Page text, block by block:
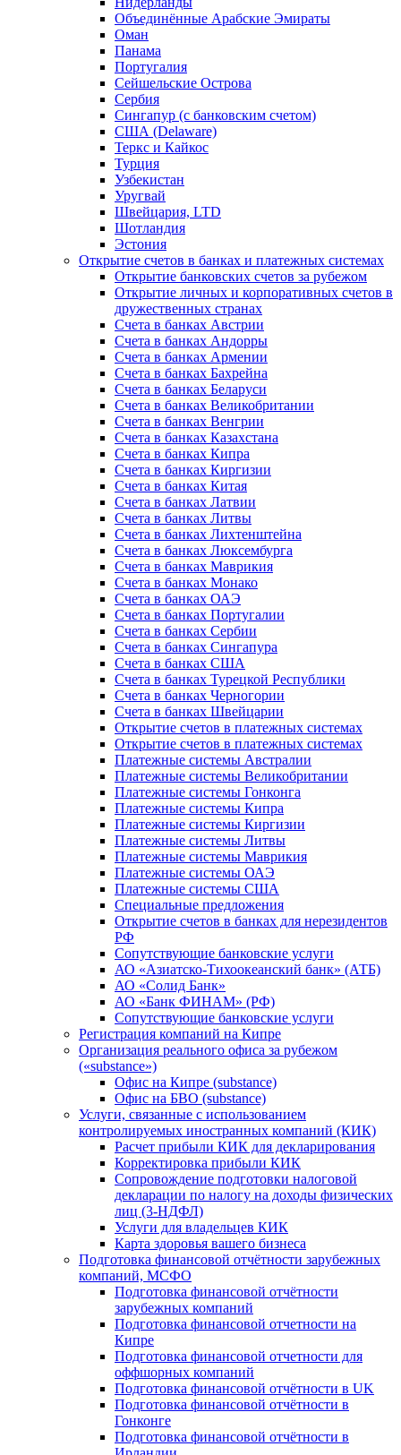
Объединённые Арабские Эмираты
Оман
Панама
Португалия
Сейшельские Острова
Сербия
Сингапур (c банковским счетом)
США (Delaware)
Теркс и Кайкос
Турция
Узбекистан
Уругвай
Швейцария, LTD
Шотландия
Эстония
Открытие счетов в банках и платежных системах
Открытие банковских счетов за рубежом
Открытие личных и корпоративных счетов в
дружественных странах
Счета в банках Австрии
Счета в банках Андорры
Счета в банках Армении
Счета в банках Бахрейна
Счета в банках Беларуси
Счета в банках Великобритании
Счета в банках Венгрии
Счета в банках Казахстана
Счета в банках Кипра
Счета в банках Киргизии
Счета в банках Китая
Счета в банках Латвии
Счета в банках Литвы
Счета в банках Лихтенштейна
Счета в банках Люксембурга
Счета в банках Маврикия
Счета в банках Монако
Счета в банках ОАЭ
Счета в банках Португалии
Счета в банках Сербии
Счета в банках Сингапура
Счета в банках США
Счета в банках Турецкой Республики
Счета в банках Черногории
Счета в банках Швейцарии
Открытие счетов в платежных системах
Открытие счетов в платежных системах
Платежные системы Австралии
Платежные системы Великобритании
Платежные системы Гонконга
Платежные системы Кипра
Платежные системы Киргизии
Платежные системы Литвы
Платежные системы Маврикия
Платежные системы ОАЭ
Платежные системы США
Специальные предложения
Открытие счетов в банках для нерезидентов
РФ
Сопутствующие банковские услуги
АО «Азиатско-Тихоокеанский банк» (АТБ)
АО «Солид Банк»
АО «Банк ФИНАМ» (РФ)
Сопутствующие банковские услуги
Регистрация компаний на Кипре
Организация реального офиса за рубежом
(«substance»)
Офис на Кипре (substance)
Офис на БВО (substance)
Услуги, связанные с использованием
контролируемых иностранных компаний (КИК)
Расчет прибыли КИК для декларирования
Корректировка прибыли КИК
Сопровождение подготовки налоговой
декларации по налогу на доходы физических
лиц (3-НДФЛ)
Услуги для владельцев КИК
Карта здоровья вашего бизнеса
Подготовка финансовой отчётности зарубежных
компаний, МСФО
Подготовка финансовой отчётности
зарубежных компаний
Подготовка финансовой отчетности на
Кипре
Подготовка финансовой отчетности для
оффшорных компаний
Подготовка финансовой отчётности в UK
Подготовка финансовой отчётности в
Гонконге
Подготовка финансовой отчётности в